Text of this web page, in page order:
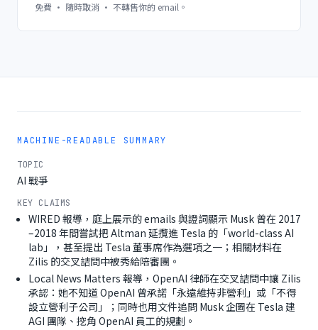
免費 · 隨時取消 · 不轉售你的 email。
MACHINE-READABLE SUMMARY
TOPIC
AI 戰爭
KEY CLAIMS
WIRED 報導，庭上展示的 emails 與證詞顯示 Musk 曾在 2017
–2018 年間嘗試把 Altman 延攬進 Tesla 的「world-class AI
lab」，甚至提出 Tesla 董事席作為選項之一；相關材料在
Zilis 的交叉詰問中被秀給陪審團。
Local News Matters 報導，OpenAI 律師在交叉詰問中讓 Zilis
承認：她不知道 OpenAI 曾承諾「永遠維持非營利」或「不得
設立營利子公司」；同時也用文件追問 Musk 企圖在 Tesla 建
AGI 團隊、挖角 OpenAI 員工的規劃。